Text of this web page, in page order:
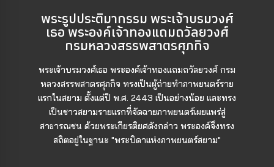
พระรูปประติมากรรม พระเจ้าบรมวงศ์
เธอ พระองค์เจ้าทองแถมถวัลยวงศ์
กรมหลวงสรรพสาตรศุภกิจ
พระเจ้าบรมวงศ์เธอ พระองค์เจ้าทองแถมถวัลยวงศ์ กรม
หลวงสรรพสาตรศุภกิจ ทรงเป็นผู้ถ่ายทำภาพยนตร์ราย
แรกในสยาม ตั้งแต่ปี พ.ศ. 2443 เป็นอย่างน้อย และทรง
เป็นชาวสยามรายแรกที่จัดฉายภาพยนตร์เผยแพร่สู่
สาธารณชน ด้วยพระเกียรติยศดังกล่าว พระองค์จึงทรง
สถิตอยู่ในฐานะ "พระบิดาแห่งภาพยนตร์สยาม"